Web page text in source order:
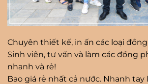
Chuyên thiết kế, in ấn các loại
Sinh viên, tư vấn và làm các đồng
nhanh và rẻ!
Bao giá rẻ nhất cả nước. Nhanh